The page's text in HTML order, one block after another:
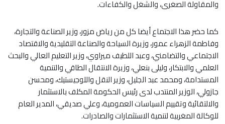
والمقاولة الصغرى، والشغل والكفاءات.
كما حضر هذا الاجتماع أيضا كل من رياض مزور، وزير الصناعة والتجارة،
وفاطمة الزهراء عمور، وزيرة السياحة والصناعة التقليدية والاقتصاد
الاجتماعي والتضامني، وعبد اللطيف ميراوي، وزير التعليم العالي والبحث
العلمي والابتكار، وليلى بنعلي، وزيرة الانتقال الطاقي والتنمية
المستدامة، ومحمد عبد الجليل، وزير النقل واللوجيستيك، ومحسن
جازولي، الوزير المنتدب لدى رئيس الحكومة المكلف بالاستثمار
والالتقائية وتقييم السياسات العمومية، وعلي صديقي، المدير العام
للوكالة المغربية لتنمية الاستثمارات والصادرات.